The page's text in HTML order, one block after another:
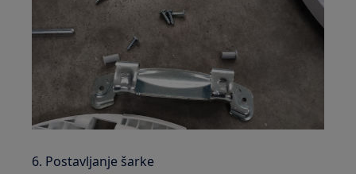
6. Postavljanje šarke